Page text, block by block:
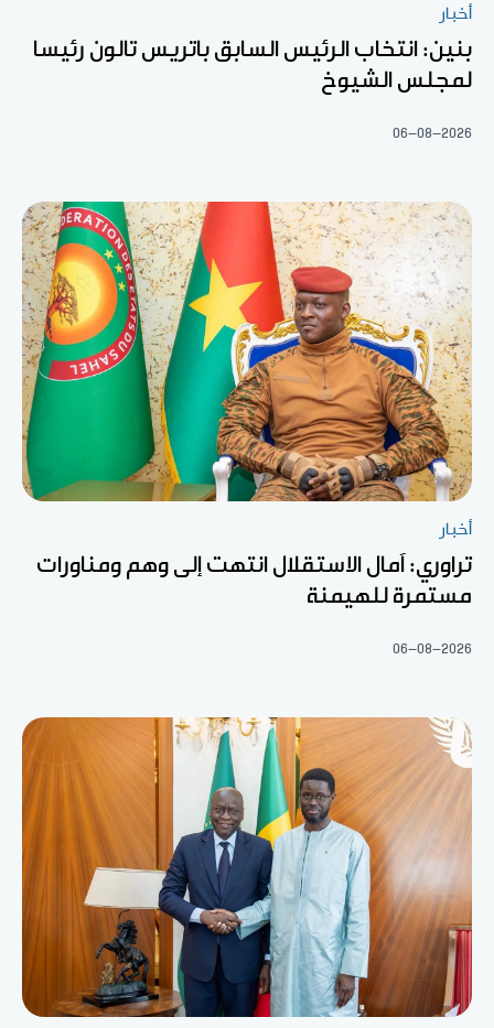
أخبار
بنين: انتخاب الرئيس السابق باتريس تالون رئيسا
لمجلس الشيوخ
06-08-2026
أخبار
تراوري: آمال الاستقلال انتهت إلى وهم ومناورات
مستمرة للهيمنة
06-08-2026